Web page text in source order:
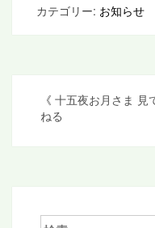
カテゴリー: お知らせ
《 十五夜お月さま 見
ねる
検